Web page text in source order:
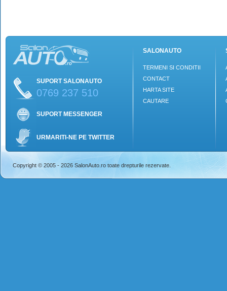
SUPORT SALONAUTO
0769 237 510
SUPORT MESSENGER
URMARITI-NE PE TWITTER
SALONAUTO
TERMENI SI CONDITII
CONTACT
HARTA SITE
CAUTARE
Copyright © 2005 - 2026 SalonAuto.ro toate drepturile rezervate.